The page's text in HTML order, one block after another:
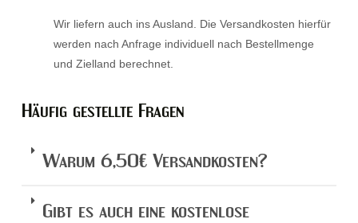
Wir liefern auch ins Ausland. Die Versandkosten hierfür
werden nach Anfrage individuell nach Bestellmenge
und Zielland berechnet.
Häufig gestellte Fragen
Warum 6,50€ Versandkosten?
Gibt es auch eine kostenlose